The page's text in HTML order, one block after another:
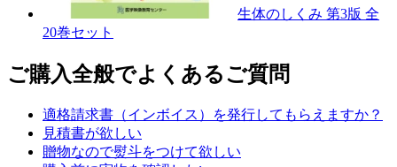
生体のしくみ 第3版 全
20巻セット
ご購入全般でよくあるご質問
適格請求書（インボイス）を発行してもらえますか？
見積書が欲しい
贈物なので熨斗をつけて欲しい